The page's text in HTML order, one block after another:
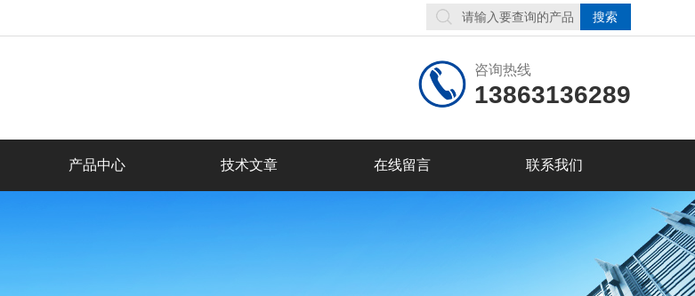
咨询热线
13863136289
产品中心 技术文章 在线留言 联系我们